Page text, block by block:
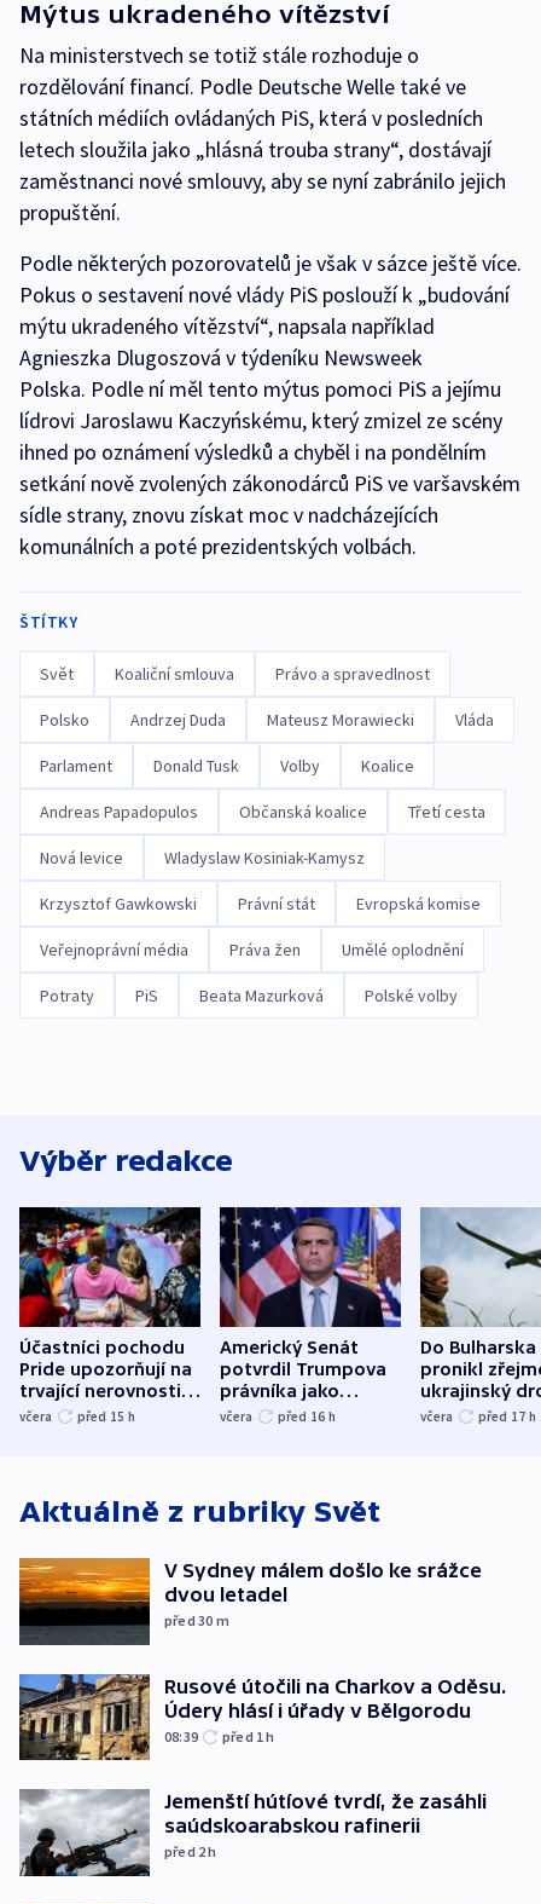
Mýtus ukradeného vítězství
Na ministerstvech se totiž stále rozhoduje o
rozdělování financí. Podle Deutsche Welle také ve
státních médiích ovládaných PiS, která v posledních
letech sloužila jako „hlásná trouba strany“, dostávají
zaměstnanci nové smlouvy, aby se nyní zabránilo jejich
propuštění.
Podle některých pozorovatelů je však v sázce ještě více.
Pokus o sestavení nové vlády PiS poslouží k „budování
mýtu ukradeného vítězství“, napsala například
Agnieszka Dlugoszová v týdeníku Newsweek
Polska. Podle ní měl tento mýtus pomoci PiS a jejímu
lídrovi Jaroslawu Kaczyńskému, který zmizel ze scény
ihned po oznámení výsledků a chyběl i na pondělním
setkání nově zvolených zákonodárců PiS ve varšavském
sídle strany, znovu získat moc v nadcházejících
komunálních a poté prezidentských volbách.
ŠTÍTKY
Svět Koaliční smlouva Právo a spravedlnost
Polsko Andrzej Duda Mateusz Morawiecki Vláda
Parlament Donald Tusk Volby Koalice
Andreas Papadopulos Občanská koalice Třetí cesta
Nová levice Wladyslaw Kosiniak-Kamysz
Krzysztof Gawkowski Právní stát Evropská komise
Veřejnoprávní média Práva žen Umělé oplodnění
Potraty PiS Beata Mazurková Polské volby
Výběr redakce
Účastníci pochodu
Pride upozorňují na
trvající nerovnosti i
společenskou
včera před 15 h
Americký Senát
potvrdil Trumpova
právníka jako
ministra
včera před 16 h
Do Bulharska
pronikl
ukrajinský
explodoval
včera před 17 h
Aktuálně z rubriky Svět
V Sydney málem došlo ke srážce
dvou letadel
před 30 m
Rusové útočili na Charkov a Oděsu.
Údery hlásí i úřady v Bělgorodu
08:39 před 1h
Jemenští hútíové tvrdí, že zasáhli
saúdskoarabskou rafinerii
před 2h